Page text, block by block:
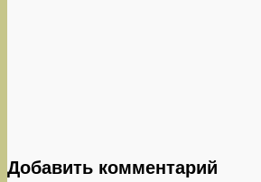
Добавить комментарий